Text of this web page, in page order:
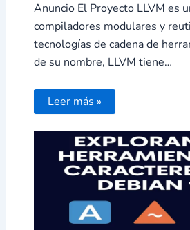
Anuncio El Proyecto LLVM es
compiladores modulares y
tecnologías de cadena de
de su nombre, LLVM tiene…
Leer más »